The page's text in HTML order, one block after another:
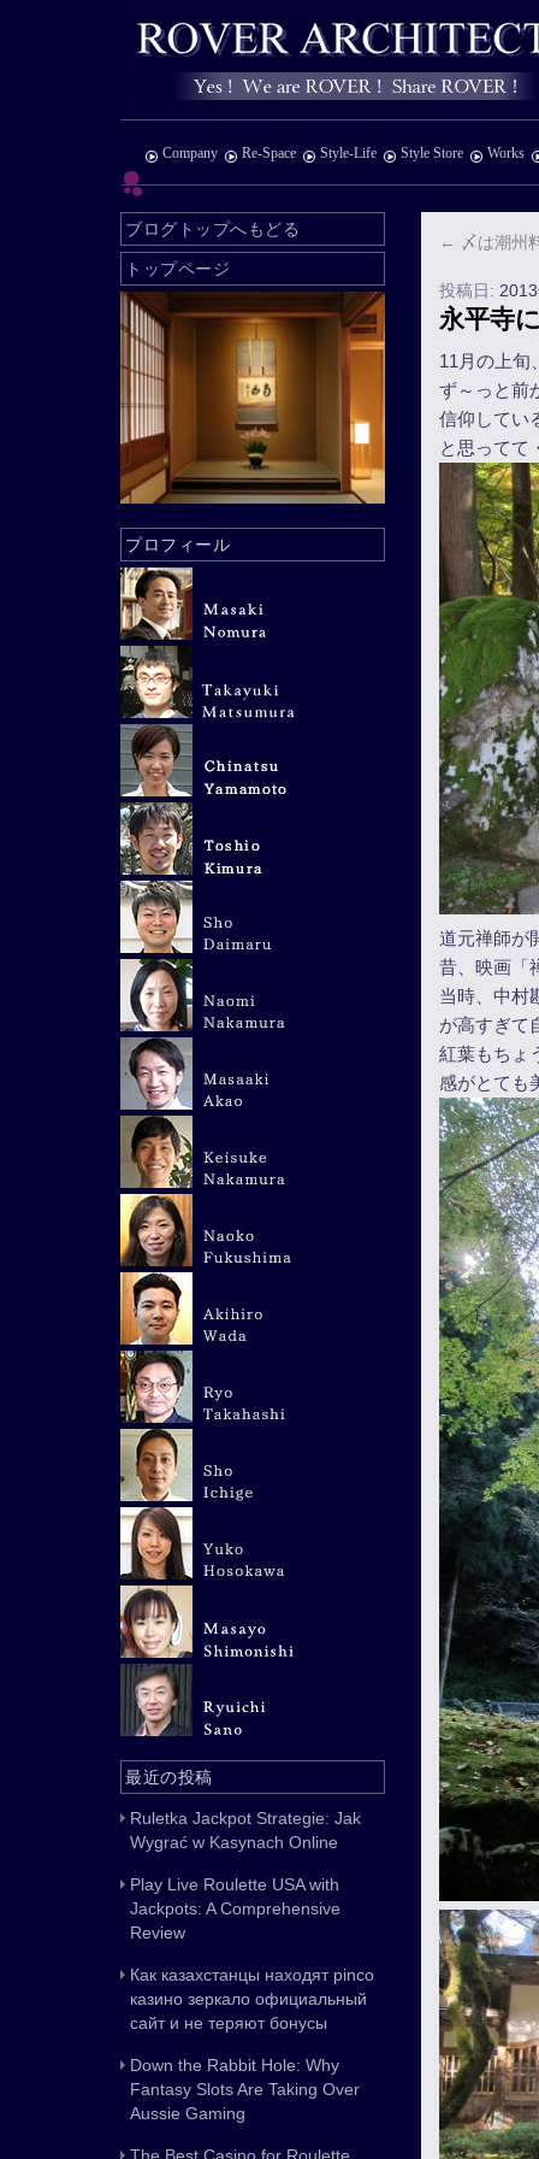
Company Re-Space Style-Life Style Store Works
← 〆は潮州
投稿日:
永平寺
11月の上旬
ず～っと前
信仰してい
と思ってて
道元禅師が
昔、映画「
当時、中村
が高すぎて
紅葉もちょ
感がとても
ブログトップへもどる
トップページ
プロフィール
最近の投稿
Ruletka Jackpot Strategie: Jak
Wygrać w Kasynach Online
Play Live Roulette USA with
Jackpots: A Comprehensive
Review
Как казахстанцы находят pinco
казино зеркало официальный
сайт и не теряют бонусы
Down the Rabbit Hole: Why
Fantasy Slots Are Taking Over
Aussie Gaming